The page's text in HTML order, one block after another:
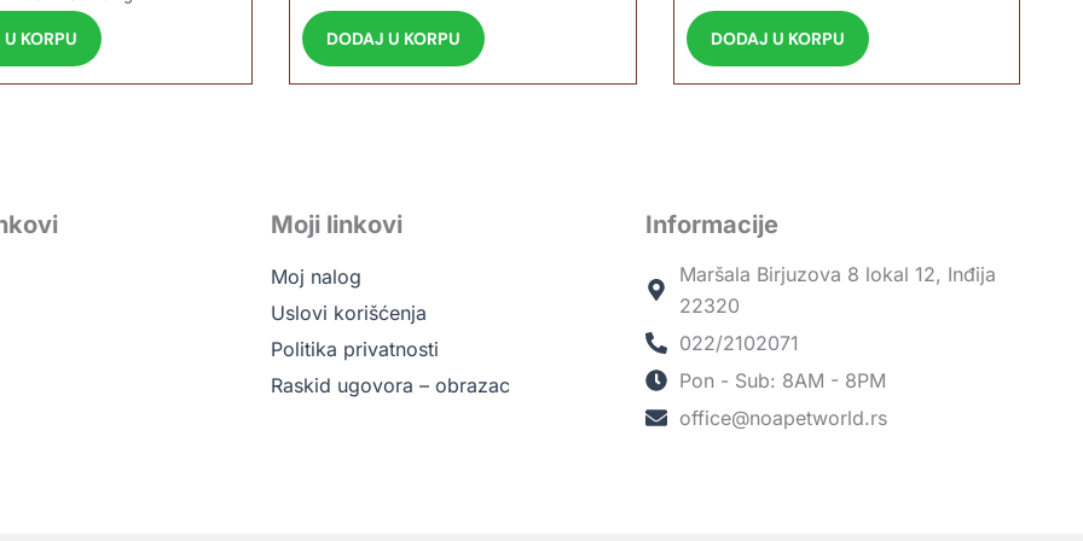
KORPU DODAJ U KORPU DODAJ U KORPU
Moji linkovi
Moj nalog
Uslovi korišćenja
Politika privatnosti
Raskid ugovora – obrazac
Informacije
Maršala Birjuzova 8 lokal 12, Inđija
22320
022/2102071
Pon - Sub: 8AM - 8PM
office@noapetworld.rs